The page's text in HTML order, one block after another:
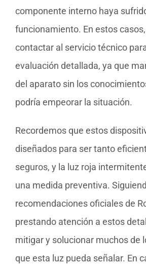
componente interno haya
funcionamiento. En estos
contactar al servicio técnico
evaluación detallada, ya que
del aparato sin los
podría empeorar la situación.
Recordemos que estos
diseñados para ser tanto
seguros, y la luz roja
una medida preventiva.
recomendaciones oficiales de
prestando atención a estos
mitigar y solucionar muchos de
que esta luz pueda señalar. En